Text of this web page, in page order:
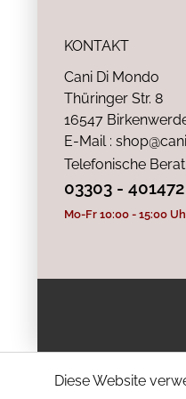
KONTAKT
Cani Di Mondo
Thüringer Str. 8
16547
E-Mail :
Telefonische
03303 - 401472
Mo-Fr 10:00 - 15:00
Diese Website